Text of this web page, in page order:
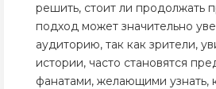
решить, стоит ли продолжать
подход может значительно
аудиторию, так как зрители,
истории, часто становятся
фанатами, желающими узнать,